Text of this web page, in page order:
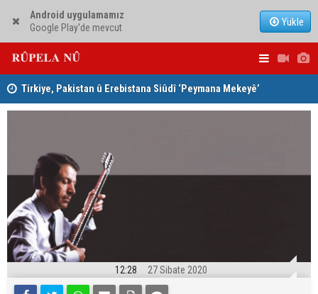
Android uygulamamız
Google Play'de mevcut
Yükle
Tirkiye, Pakistan û Erebistana Siûdî ‘Peymana Mekeyê’
îmze kir girîng e û
12:28 27 Sibate 2020